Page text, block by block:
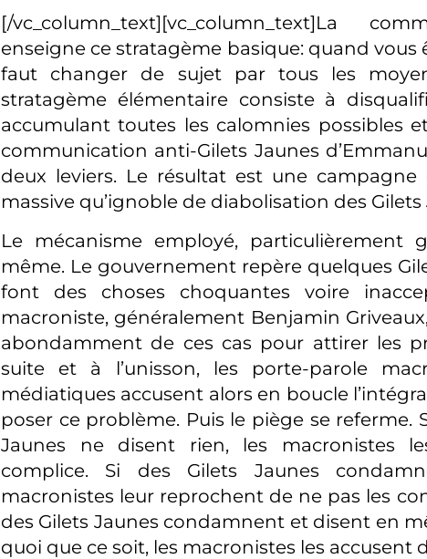
[/vc_column_text][vc_column_text]La
enseigne ce stratagème basique: quand vous
faut changer de sujet par tous les
stratagème élémentaire consiste à
accumulant toutes les calomnies possibles
communication anti-Gilets Jaunes
deux leviers. Le résultat est une campagne
massive qu’ignoble de diabolisation des Gilets
Le mécanisme employé, particulièrement
même. Le gouvernement repère quelques
font des choses choquantes voire
macroniste, généralement Benjamin
abondamment de ces cas pour attirer les
suite et à l’unisson, les porte-parole
médiatiques accusent alors en boucle
poser ce problème. Puis le piège se referme.
Jaunes ne disent rien, les macronistes
complice. Si des Gilets Jaunes
macronistes leur reprochent de ne pas les
des Gilets Jaunes condamnent et disent en
quoi que ce soit, les macronistes les accusent